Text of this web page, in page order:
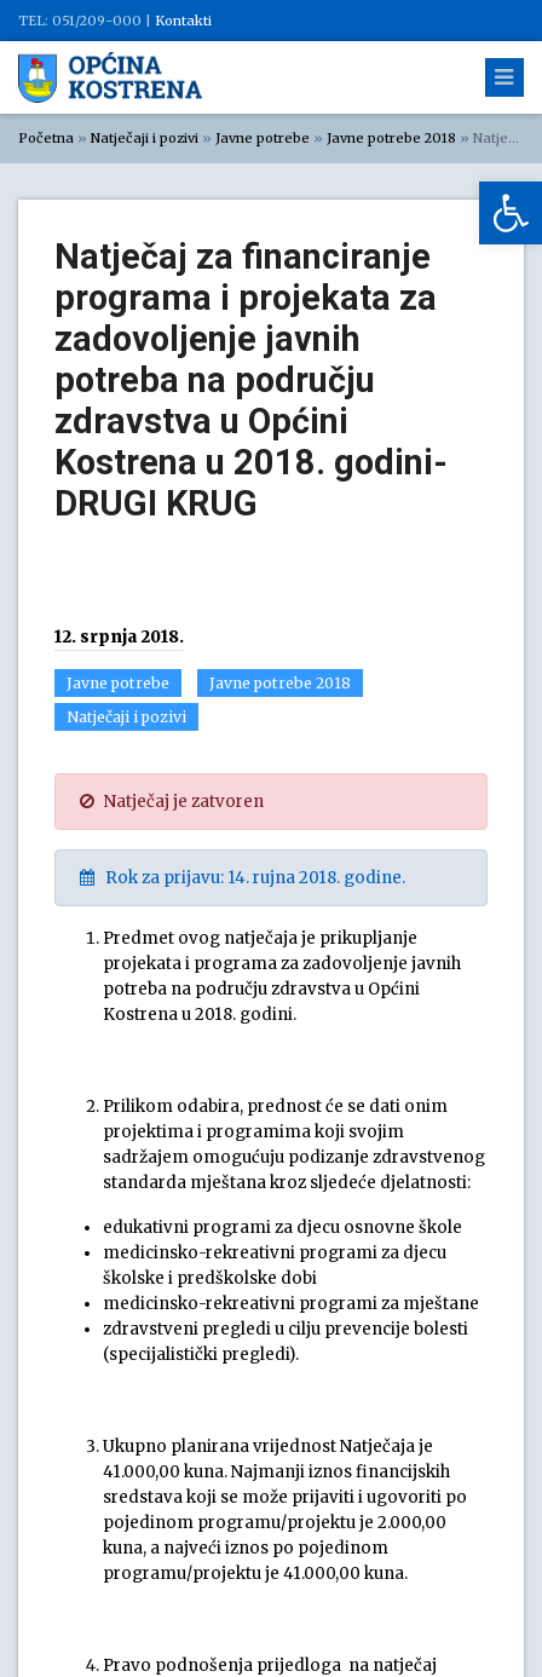
TEL: 051/209-000 | Kontakti
Početna » Natječaji i pozivi » Javne potrebe » Javne potrebe 2018 » Natječaj za financiranje programa i projekata za zadovoljenje javnih potreba na području zdravstva u Općini Kostrena u 2018. godini- DRUGI KRUG
Natječaj za financiranje
programa i projekata za
zadovoljenje javnih
potreba na području
zdravstva u Općini
Kostrena u 2018. godini-
DRUGI KRUG
12. srpnja 2018.
Javne potrebe
Javne potrebe 2018
Natječaji i pozivi
Natječaj je zatvoren
Rok za prijavu: 14. rujna 2018. godine.
Predmet ovog natječaja je prikupljanje
projekata i programa za zadovoljenje javnih
potreba na području zdravstva u Općini
Kostrena u 2018. godini.
Prilikom odabira, prednost će se dati onim
projektima i programima koji svojim
sadržajem omogućuju podizanje zdravstvenog
standarda mještana kroz sljedeće djelatnosti:
edukativni programi za djecu osnovne škole
medicinsko-rekreativni programi za djecu
školske i predškolske dobi
medicinsko-rekreativni programi za mještane
zdravstveni pregledi u cilju prevencije bolesti
(specijalistički pregledi).
Ukupno planirana vrijednost Natječaja je
41.000,00 kuna. Najmanji iznos financijskih
sredstava koji se može prijaviti i ugovoriti po
pojedinom programu/projektu je 2.000,00
kuna, a najveći iznos po pojedinom
programu/projektu je 41.000,00 kuna.
Pravo podnošenja prijedloga na natječaj